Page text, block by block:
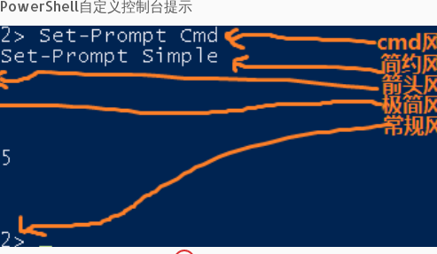
PowerShell自定义控制台提示